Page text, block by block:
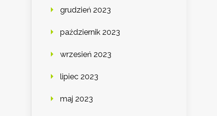
grudzień 2023
październik 2023
wrzesień 2023
lipiec 2023
maj 2023